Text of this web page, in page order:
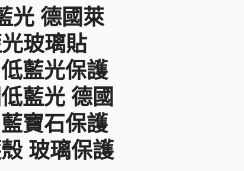
光 德國萊
玻璃貼
藍光保護
藍光 德國
寶石保護
玻璃保護